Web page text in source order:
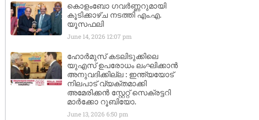
കൊളംബോ ഗവർണ്ണറുമായി
കൂടിക്കാഴ്ച നടത്തി എം.എ.
യൂസഫലി
June 14, 2026 12:07 pm
ഹോർമുസ് കടലിടുക്കിലെ
യുഎസ് ഉപരോധം ലംഘിക്കാൻ
അനുവദിക്കില്ല : ഇന്ത്യയോട്
നിലപാട് വ്യക്തമാക്കി
അമേരിക്കൻ സ്റ്റേറ്റ് സെക്രട്ടറി
മാർക്കോ റൂബിയോ.
June 13, 2026 6:50 pm